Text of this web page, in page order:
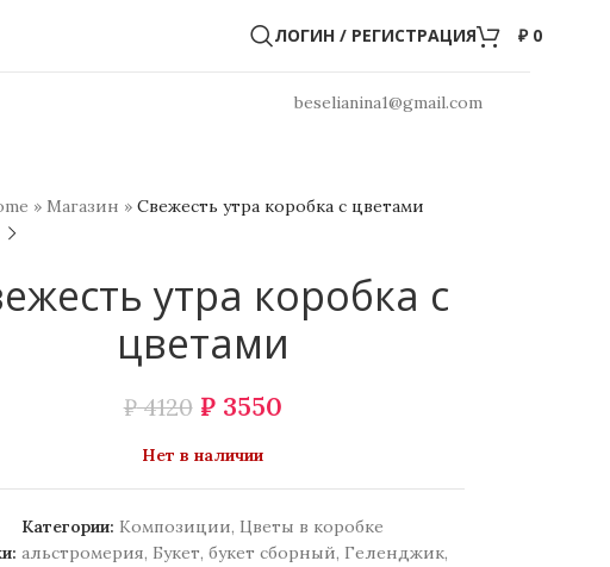
ЛОГИН / РЕГИСТРАЦИЯ ₽0
beselianina1@gmail.com
»Магазин »Свежесть утра коробка с цветами
утра коробка с
цветами
₽4120 ₽3550
Нет в наличии
Категории: Композиции, Цветы в коробке
альстромерия, Букет, букет сборный, Геленджик,